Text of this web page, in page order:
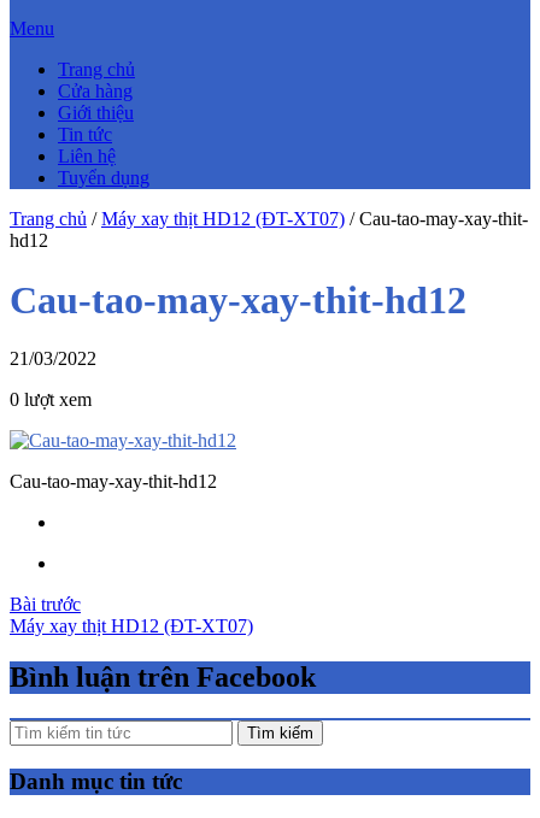
Menu
Trang chủ
Cửa hàng
Giới thiệu
Tin tức
Liên hệ
Tuyển dụng
Trang chủ /Máy xay thịt HD12 (ĐT-XT07) /Cau-tao-may-xay-thit-
hd12
Cau-tao-may-xay-thit-hd12
21/03/2022
0 lượt xem
Cau-tao-may-xay-thit-hd12
Điều
hướng
bài
Bài trước
Máy xay thịt HD12 (ĐT-XT07)
Bình luận trên Facebook
Tìm kiếm
Danh mục tin tức